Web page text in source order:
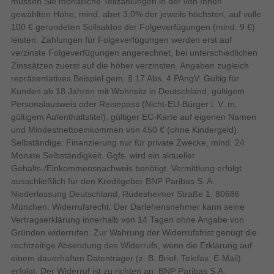
Technik und eine Bildwiederholrate von 120 Hz mit smarten
Funktionen zu einem soliden Paket für den täglichen
Medienkonsum. Durch den geringen Einrichtungsaufwand und
die vielfältigen Anschlussoptionen eignet sich dieser Fernseher
sehr gut für Filmabende und Konsolenspiele.
Was bedeutet Mini RGB evo?
LG Mini RGB evo ist unserer neueste Technologie, die eine noch
bessere Bildqualität als die der QNED TVs bietet. Die zweifach-
zertifizierte 100 % Farbabdeckung sorgt für eine
außergewöhnliche Farbwiedergabe und ein begeisterndes
visuelles Erlebnis. In Kombination mit Precision Dimming,
unterstützt vom alpha 8 Gen3 4K AI-Prozessor, ist der TV in der
Lage, die Lichtsteuerung fein abzustimmen und Bilder mit satten,
lebendigen Farben und atemberaubenden Details zu erzeugen.
RGB Primary Color Pro
Zweifach-zertifizierte 100 % Farbabdeckung für ein
Display-Auflösung 3840 x 2160 Pixel
LED-Hintergrundbeleuchtung
LED-
Hintergrundbeleuchtungstyp
RGB-Mini LED
Design
VESA-Halterung
Produktfarbe Schwarz
Stromverbrauch
64 W
Energieeffizienzskala A bis G
AC Eingangsfrequenz 50/60 Hz
gewählten Höhe, mind. aber 3,0% der jeweils höchsten, auf volle
100 € gerundeten Sollsaldos der Folgeverfügungen (mind. 9 €)
leisten. Zahlungen für Folgeverfügungen werden erst auf
verzinste Folgeverfügungen angerechnet, bei unterschiedlichen
Zinssätzen zuerst auf die höher verzinsten. Angaben zugleich
repräsentatives Beispiel gem. § 17 Abs. 4 PAngV. Gültig für
Kunden ab 18 Jahren mit Wohnsitz in Deutschland, gültigem
Personalausweis oder Reisepass (Nicht-EU-Bürger i. V. m.
gültigem Aufenthaltstitel), gültiger EC-Karte auf eigenen Namen
und Mindestnettoeinkommen von 450 € (ohne Kindergeld).
Selbständige: Finanzierung nur für private Zwecke, mind. 24
Monate Selbständigkeit. Ggfs. wird ein aktueller
Gehalts-/Einkommensnachweis benötigt. Vermittlung erfolgt
ausschließlich für den Kreditgeber BNP Paribas S. A.
Niederlassung Deutschland, Rüdesheimer Straße 1, 80686
München. Widerrufsrecht: Der Darlehensnehmer kann seine
Vertragserklärung innerhalb von 14 Tagen ohne Angabe von
Gründen widerrufen. Zur Wahrung der Widerrufsfrist genügt die
rechtzeitige Absendung des Widerrufs, wenn die Erklärung auf
einem dauerhaften Datenträger (z. B. Brief, Telefax, E-Mail)
erfolgt. Der Widerruf ist zu richten an: BNP Paribas S.A.